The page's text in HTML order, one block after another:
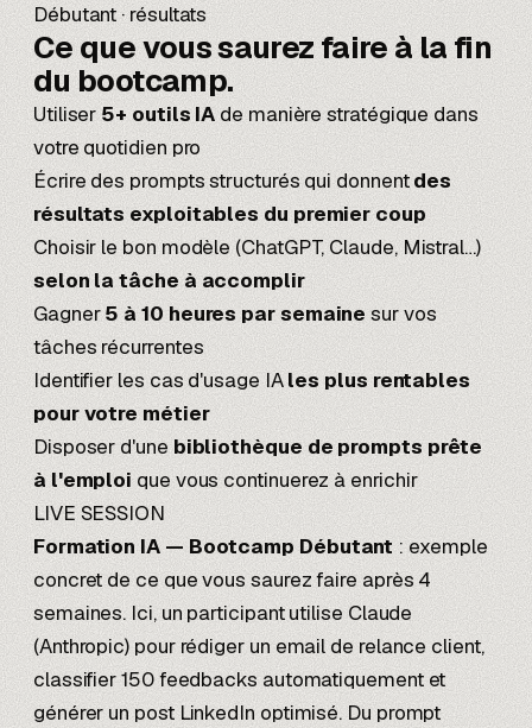
Débutant · résultats
Ce que vous saurez faireà la fin
du bootcamp.
Utiliser5+ outils IAde manière stratégique dans
votre quotidien pro
Écrire des prompts structurés qui donnentdes
résultats exploitables du premier coup
Choisir le bon modèle (ChatGPT, Claude, Mistral…)
selon la tâche à accomplir
Gagner5 à 10 heures par semaine sur vos
tâches récurrentes
Identifier les cas d'usage IAles plus rentables
pour votre métier
Disposer d'unebibliothèque de prompts prête
à l'emploique vous continuerez à enrichir
LIVE SESSION
Formation IA — Bootcamp Débutant: exemple
concret de ce que vous saurez faire après 4
semaines. Ici, un participant utilise Claude
(Anthropic) pour rédiger un email de relance client,
classifier 150 feedbacks automatiquement et
générer un post LinkedIn optimisé. Du prompt